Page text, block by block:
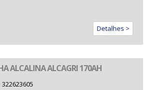
Detalhes >
ALCALINA ALCAGRI 170AH
322623605